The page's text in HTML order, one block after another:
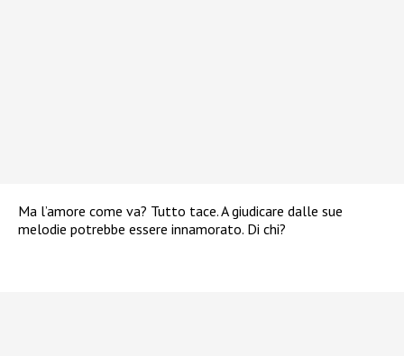
Ma l’amore come va? Tutto tace. A giudicare dalle sue
melodie potrebbe essere innamorato. Di chi?